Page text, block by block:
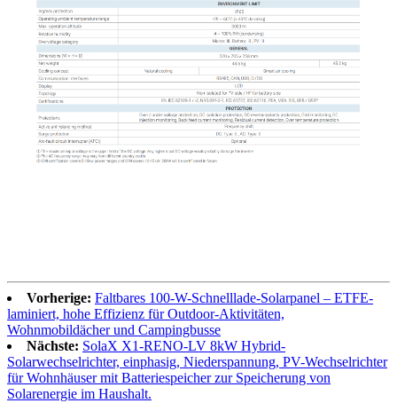
Vorherige: Faltbares 100-W-Schnelllade-Solarpanel – ETFE-
laminiert, hohe Effizienz für Outdoor-Aktivitäten,
Wohnmobildächer und Campingbusse
Nächste: SolaX X1-RENO-LV 8kW Hybrid-
Solarwechselrichter, einphasig, Niederspannung, PV-Wechselrichter
für Wohnhäuser mit Batteriespeicher zur Speicherung von
Solarenergie im Haushalt.